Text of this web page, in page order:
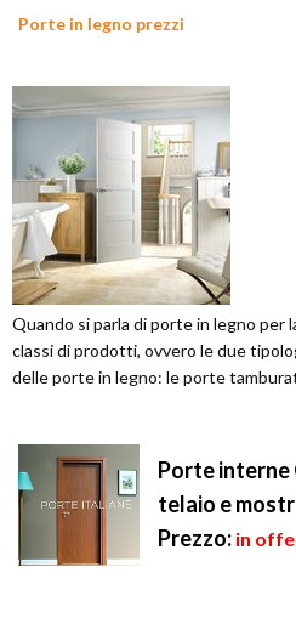
Porte in legno prezzi
Quando si parla di porte in legno per
classi di prodotti, ovvero le due
delle porte in legno: le porte
Porte interne
telaio e
Prezzo: in